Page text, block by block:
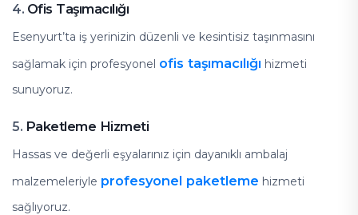
4. Ofis Taşımacılığı
Esenyurt’ta iş yerinizin düzenli ve kesintisiz taşınmasını
sağlamak için profesyonel ofis taşımacılığı hizmeti
sunuyoruz.
5. Paketleme Hizmeti
Hassas ve değerli eşyalarınız için dayanıklı ambalaj
malzemeleriyle profesyonel paketleme hizmeti
sağlıyoruz.